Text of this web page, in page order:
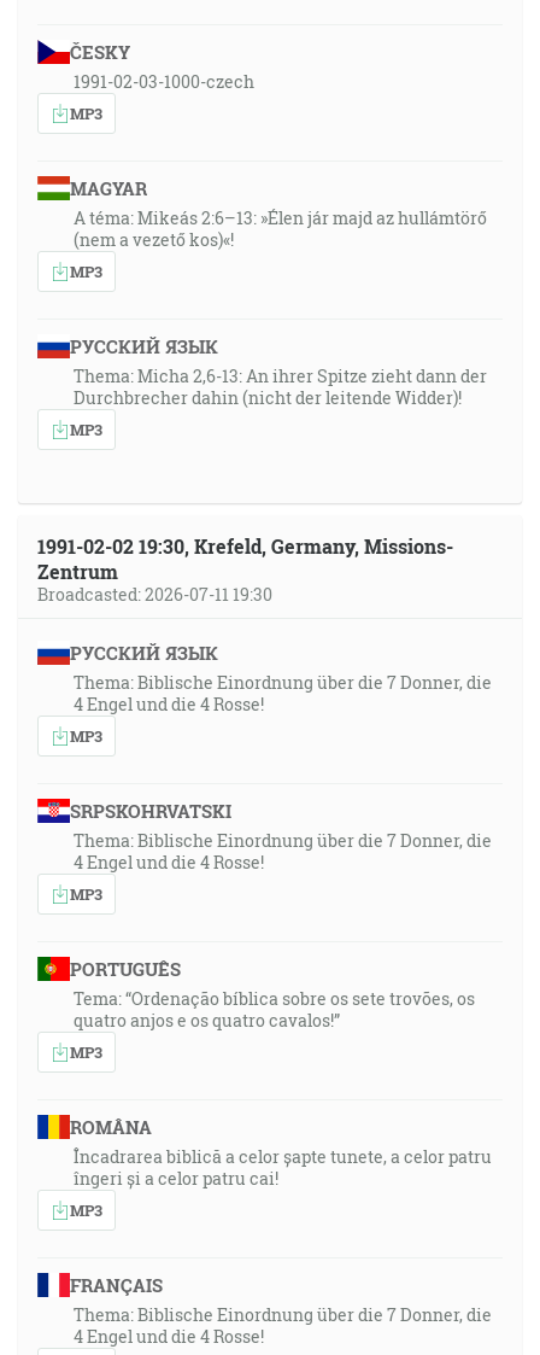
ČESKY
1991-02-03-1000-czech
MP3
MAGYAR
A téma: Mikeás 2:6–13: »Élen jár majd az hullámtörő
(nem a vezető kos)«!
MP3
РУССКИЙ ЯЗЫК
Thema: Micha 2,6-13: An ihrer Spitze zieht dann der
Durchbrecher dahin (nicht der leitende Widder)!
MP3
1991-02-02 19:30, Krefeld, Germany, Missions-
Zentrum
Broadcasted: 2026-07-11 19:30
РУССКИЙ ЯЗЫК
Thema: Biblische Einordnung über die 7 Donner, die
4 Engel und die 4 Rosse!
MP3
SRPSKOHRVATSKI
Thema: Biblische Einordnung über die 7 Donner, die
4 Engel und die 4 Rosse!
MP3
PORTUGUÊS
Tema: “Ordenação bíblica sobre os sete trovões, os
quatro anjos e os quatro cavalos!”
MP3
ROMÂNA
Încadrarea biblică a celor șapte tunete, a celor patru
îngeri și a celor patru cai!
MP3
FRANÇAIS
Thema: Biblische Einordnung über die 7 Donner, die
4 Engel und die 4 Rosse!